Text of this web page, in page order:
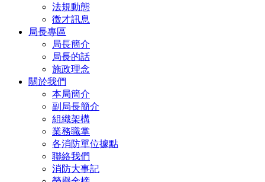
法規動態
徵才訊息
局長專區
局長簡介
局長的話
施政理念
關於我們
本局簡介
副局長簡介
組織架構
業務職掌
各消防單位據點
聯絡我們
消防大事記